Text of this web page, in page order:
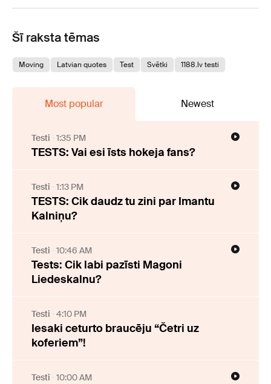
Šī raksta tēmas
Moving Latvian quotes Test Svētki 1188.lv testi
Most popular Newest
Testi 1:35 PM
TESTS: Vai esi īsts hokeja fans?
Testi 1:13 PM
TESTS: Cik daudz tu zini par Imantu
Kalniņu?
Testi 10:46 AM
Tests: Cik labi pazīsti Magoni
Liedeskalnu?
Testi 4:10 PM
Iesaki ceturto braucēju “Četri uz
koferiem”!
Testi 10:00 AM